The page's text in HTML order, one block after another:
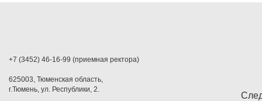
+7 (3452) 46-16-99 (приемная ректора)
625003, Тюменская область,
г.Тюмень, ул. Республики, 2.